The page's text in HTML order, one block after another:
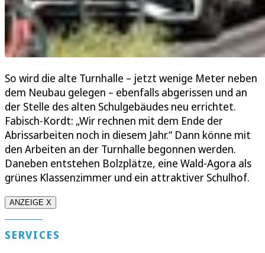
So wird die alte Turnhalle – jetzt wenige Meter neben
dem Neubau gelegen – ebenfalls abgerissen und an
der Stelle des alten Schulgebäudes neu errichtet.
Fabisch-Kordt: „Wir rechnen mit dem Ende der
Abrissarbeiten noch in diesem Jahr.“ Dann könne mit
den Arbeiten an der Turnhalle begonnen werden.
Daneben entstehen Bolzplätze, eine Wald-Agora als
grünes Klassenzimmer und ein attraktiver Schulhof.
ANZEIGE X
SERVICES